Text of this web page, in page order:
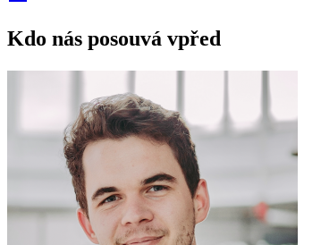
Kdo nás posouvá vpřed